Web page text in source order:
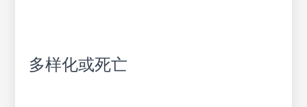
多样化或死亡